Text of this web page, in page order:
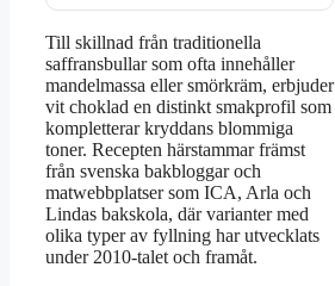
Till skillnad från traditionella
saffransbullar som ofta innehåller
mandelmassa eller smörkräm, erbjuder
vit choklad en distinkt smakprofil som
kompletterar kryddans blommiga
toner. Recepten härstammar främst
från svenska bakbloggar och
matwebbplatser som ICA, Arla och
Lindas bakskola, där varianter med
olika typer av fyllning har utvecklats
under 2010-talet och framåt.